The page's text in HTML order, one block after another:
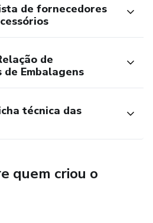
de fornecedores
de
de Embalagens
técnica das
quem criou o